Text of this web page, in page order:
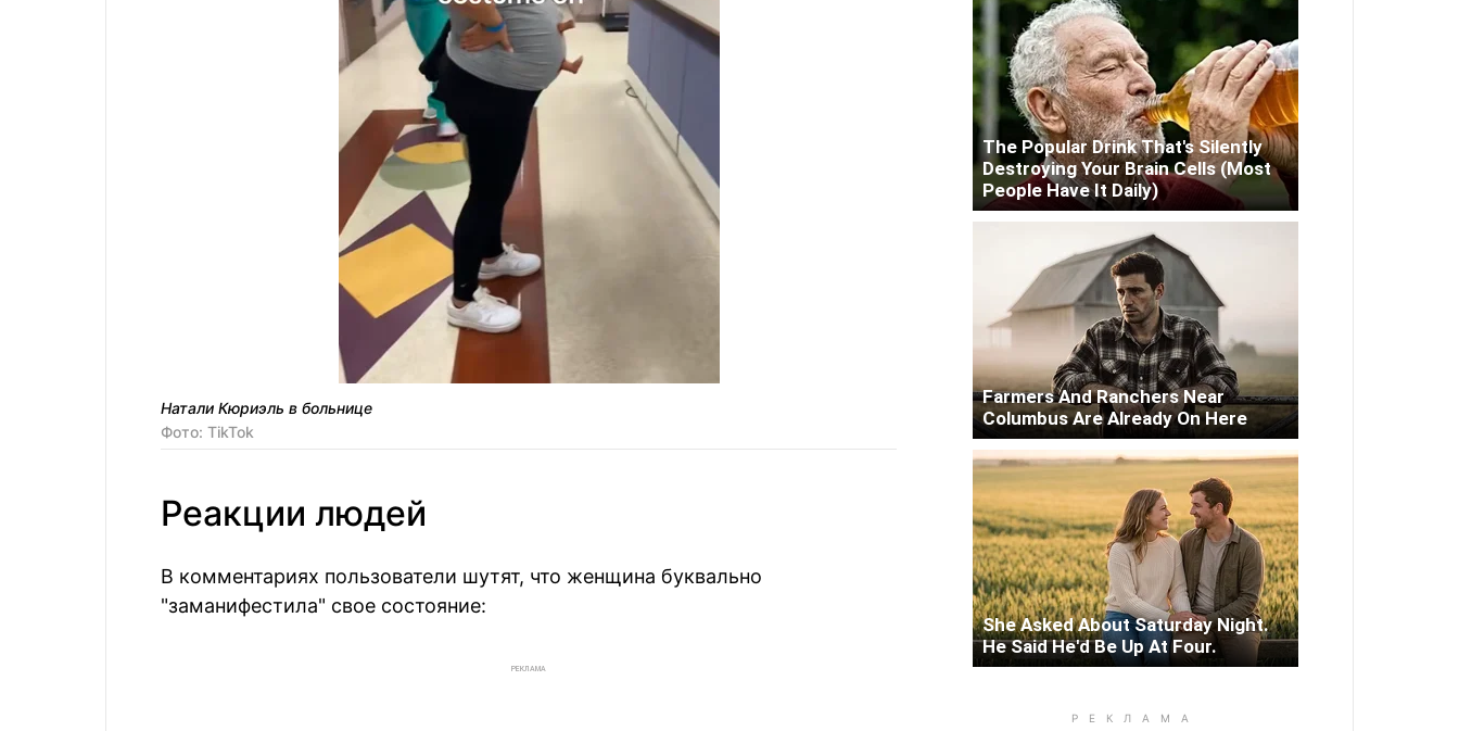
Натали Кюриэль в больнице
Фото: TikTok
Реакции людей
В комментариях пользователи шутят, что женщина буквально
"заманифестила" свое состояние:
РЕКЛАМА